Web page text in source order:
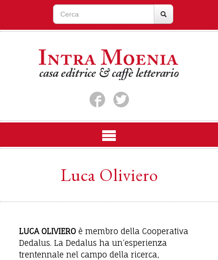
Luca Oliviero
LUCA OLIVIERO è membro della Cooperativa
Dedalus. La Dedalus ha un’esperienza
trentennale nel campo della ricerca,